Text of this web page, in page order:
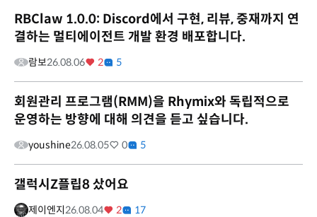
RBClaw 1.0.0: Discord에서 구현, 리뷰, 중재까지 연
결하는 멀티에이전트 개발 환경 배포합니다.
람보26.08.06 2 5
회원관리 프로그램(RMM)을 Rhymix와 독립적으로
운영하는 방향에 대해 의견을 듣고 싶습니다.
youshine26.08.05 0 5
갤럭시Z플립8 샀어요
제이엔지26.08.04 2 17